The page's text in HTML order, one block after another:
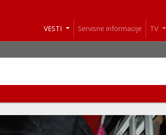
VESTI Servisne informacije TV